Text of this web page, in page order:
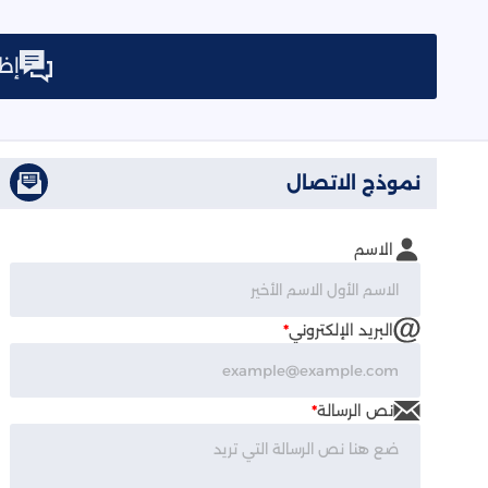
نموذج الاتصال
الاسم
البريد الإلكتروني*
نص الرسالة*